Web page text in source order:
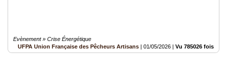
Evènement » Crise Énergétique
UFPA Union Française des Pêcheurs Artisans | 01/05/2026 | Vu 785026 fois